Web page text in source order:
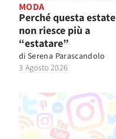
MODA
Perché questa estate
non riesce più a
“estatare”
di Serena Parascandolo
3 Agosto 2026